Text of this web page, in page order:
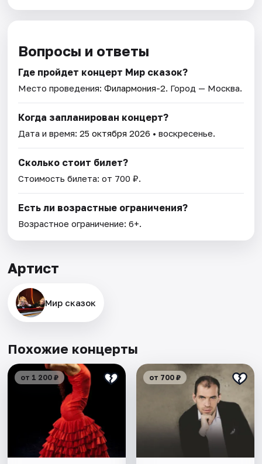
Вопросы и ответы
Где пройдет концерт Мир сказок?
Место проведения:Филармония-2. Город — Москва.
Когда запланирован концерт?
Дата и время:25 октября 2026 • воскресенье.
Сколько стоит билет?
Стоимость билета: от 700 ₽.
Есть ли возрастные ограничения?
Возрастное ограничение: 6+.
Артист
Мир сказок
Похожие концерты
от 1 200 ₽ от 700 ₽